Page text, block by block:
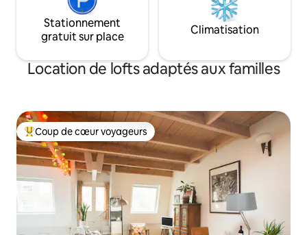
Stationnement
gratuit sur place
Climatisation
Location de lofts adaptés aux familles
Coups de cœur voyageurs les plus appréciés
Coup de cœur voyageurs